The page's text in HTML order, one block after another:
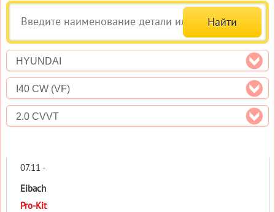
HYUNDAI
I40 CW (VF)
2.0 CVVT
07.11 -
Eibach
Pro-Kit